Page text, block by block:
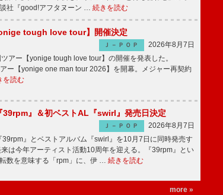
社『good!アフタヌーン … 続きを読む
tough love tour】開催決定
Ｊ－ＰＯＰ
2026年8月7日
アー【yonige tough love tour】の開催を発表した。
ー【yonige one man tour 2026】を開幕。メジャー再契約
を読む
』＆初ベストAL『swirl』発売日決定
Ｊ－ＰＯＰ
2026年8月7日
』とベストアルバム『swirl』を10月7日に同時発売す
は今年アーティスト活動10周年を迎える。『39rpm』とい
数を意味する「rpm」に、伊 … 続きを読む
more »